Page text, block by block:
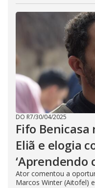
DO R7/30/04/2025
Fifo
Eliã e elogia
‘Aprendendo
Ator comentou a
Marcos Winter (Aitofel)